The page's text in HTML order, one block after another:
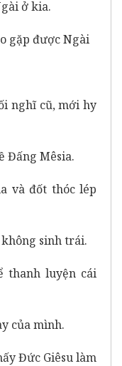
ở kia.
gặp được Ngài
nghĩ cũ, mới hy
Đấng Mêsia.
và đốt thóc lép
sinh trái.
thanh luyện cái
của mình.
Đức Giêsu làm